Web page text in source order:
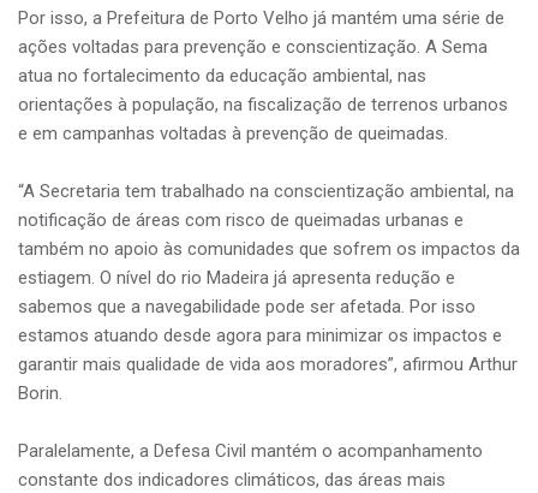
Por isso, a Prefeitura de Porto Velho já mantém uma série de
ações voltadas para prevenção e conscientização. A Sema
atua no fortalecimento da educação ambiental, nas
orientações à população, na fiscalização de terrenos urbanos
e em campanhas voltadas à prevenção de queimadas.
“A Secretaria tem trabalhado na conscientização ambiental, na
notificação de áreas com risco de queimadas urbanas e
também no apoio às comunidades que sofrem os impactos da
estiagem. O nível do rio Madeira já apresenta redução e
sabemos que a navegabilidade pode ser afetada. Por isso
estamos atuando desde agora para minimizar os impactos e
garantir mais qualidade de vida aos moradores”, afirmou Arthur
Borin.
Paralelamente, a Defesa Civil mantém o acompanhamento
constante dos indicadores climáticos, das áreas mais